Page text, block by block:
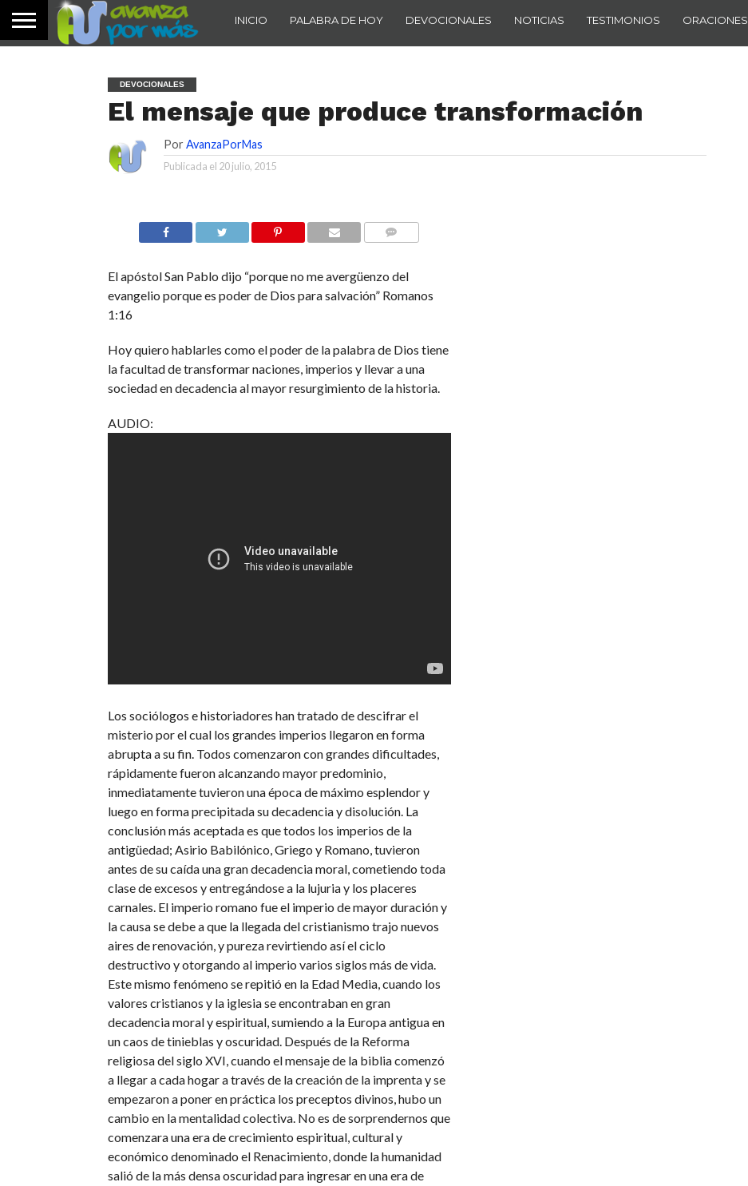
INICIO PALABRA DE HOY DEVOCIONALES NOTICIAS TESTIMONIOS ORACIONES
DEVOCIONALES
El mensaje que produce transformación
Por AvanzaPorMas
Publicada el 20 julio, 2015
El apóstol San Pablo dijo “porque no me avergüenzo del
evangelio porque es poder de Dios para salvación” Romanos
1:16
Hoy quiero hablarles como el poder de la palabra de Dios tiene
la facultad de transformar naciones, imperios y llevar a una
sociedad en decadencia al mayor resurgimiento de la historia.
AUDIO:
Los sociólogos e historiadores han tratado de descifrar el
misterio por el cual los grandes imperios llegaron en forma
abrupta a su fin. Todos comenzaron con grandes dificultades,
rápidamente fueron alcanzando mayor predominio,
inmediatamente tuvieron una época de máximo esplendor y
luego en forma precipitada su decadencia y disolución. La
conclusión más aceptada es que todos los imperios de la
antigüedad; Asirio Babilónico, Griego y Romano, tuvieron
antes de su caída una gran decadencia moral, cometiendo toda
clase de excesos y entregándose a la lujuria y los placeres
carnales. El imperio romano fue el imperio de mayor duración y
la causa se debe a que la llegada del cristianismo trajo nuevos
aires de renovación, y pureza revirtiendo así el ciclo
destructivo y otorgando al imperio varios siglos más de vida.
Este mismo fenómeno se repitió en la Edad Media, cuando los
valores cristianos y la iglesia se encontraban en gran
decadencia moral y espiritual, sumiendo a la Europa antigua en
un caos de tinieblas y oscuridad. Después de la Reforma
religiosa del siglo XVI, cuando el mensaje de la biblia comenzó
a llegar a cada hogar a través de la creación de la imprenta y se
empezaron a poner en práctica los preceptos divinos, hubo un
cambio en la mentalidad colectiva. No es de sorprendernos que
comenzara una era de crecimiento espiritual, cultural y
económico denominado el Renacimiento, donde la humanidad
salió de la más densa oscuridad para ingresar en una era de